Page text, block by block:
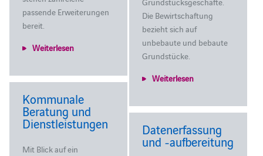
Die Bewirtschaftung
bezieht sich auf
unbebaute und bebaute
Grundstücke.
Weiterlesen
passende Erweiterungen
bereit.
Weiterlesen
Kommunale
Beratung und
Dienstleistungen
Mit Blick auf ein
Datenerfassung
und ‑aufbereitung